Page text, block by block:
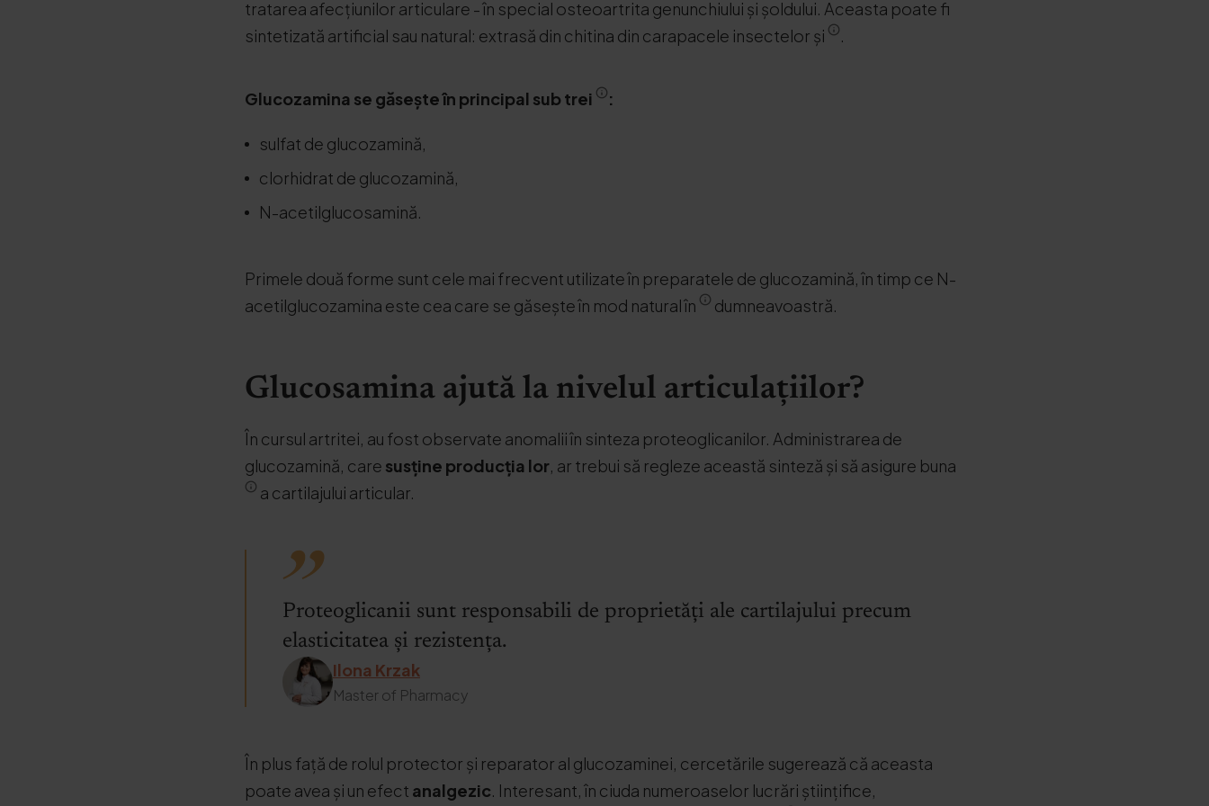
tratarea afecțiunilor articulare - în special osteoartrita genunchiului și șoldului. Aceasta poate fi
sintetizată artificial sau natural: extrasă din chitina din carapacele insectelor și
.
Glucozamina se găsește în principal sub trei :
sulfat de glucozamină,
clorhidrat de glucozamină,
N-acetilglucosamină.
Primele două forme sunt cele mai frecvent utilizate în preparatele de glucozamină, în timp ce N-
acetilglucozamina este cea care se găsește în mod natural în
dumneavoastră.
Glucosamina ajută la nivelul articulațiilor?
În cursul artritei, au fost observate anomalii în sinteza proteoglicanilor. Administrarea de
glucozamină, care susține producția lor, ar trebui să regleze această sinteză și să asigure buna
a cartilajului articular.
Proteoglicanii sunt responsabili de proprietăți ale cartilajului precum
elasticitatea și rezistența.
Ilona Krzak
Master of Pharmacy
În plus față de rolul protector și reparator al glucozaminei, cercetările sugerează că aceasta
poate avea și un efect analgezic. Interesant, în ciuda numeroaselor lucrări științifice,